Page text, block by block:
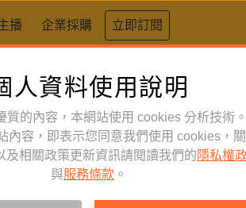
播 企業採購 立即訂閱
名人講堂
人資料使用說明
質的內容，本網站使用 cookies 分析技術
內容，即表示您同意我們使用 cookies，
及相關政策更新資訊請閱讀我們的 隱私權
與服務條款 。